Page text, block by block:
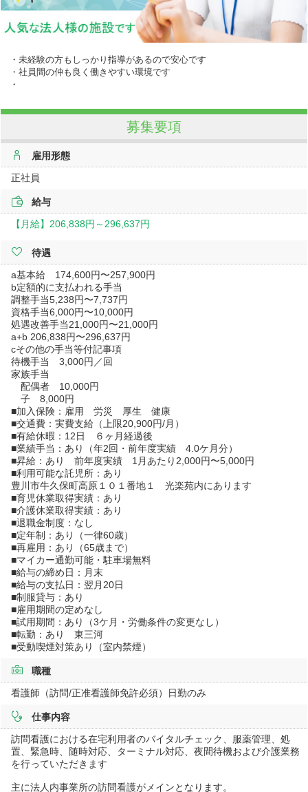
・未経験の方もしっかり指導があるので安心です
・社員間の仲も良く働きやすい環境です
・
募集要項
雇用形態
正社員
給与
【月給】206,838円～296,637円
待遇
a基本給 174,600円〜257,900円
b定額的に支払われる手当
調整手当5,238円〜7,737円
資格手当6,000円〜10,000円
処遇改善手当21,000円〜21,000円
a+b 206,838円〜296,637円
cその他の手当等付記事項
待機手当 3,000円／回
家族手当
配偶者 10,000円
子 8,000円
■加入保険：雇用 労災 厚生 健康
■交通費：実費支給（上限20,900円/月）
■有給休暇：12日 ６ヶ月経過後
■業績手当：あり（年2回・前年度実績 4.0ケ月分）
■昇給：あり 前年度実績 1月あたり2,000円〜5,000円
■利用可能な託児所：あり
豊川市牛久保町高原１０１番地１ 光楽苑内にあります
■育児休業取得実績：あり
■介護休業取得実績：あり
■退職金制度：なし
■定年制：あり（一律60歳）
■再雇用：あり（65歳まで）
■マイカー通勤可能・駐車場無料
■給与の締め日：月末
■給与の支払日：翌月20日
■制服貸与：あり
■雇用期間の定めなし
■試用期間：あり（3ケ月・労働条件の変更なし）
■転勤：あり 東三河
■受動喫煙対策あり（室内禁煙）
職種
看護師（訪問/正准看護師免許必須）日勤のみ
仕事内容
訪問看護における在宅利用者のバイタルチェック、服薬管理、処
置、緊急時、随時対応、ターミナル対応、夜間待機および介護業務
を行っていただきます
主に法人内事業所の訪問看護がメインとなります。